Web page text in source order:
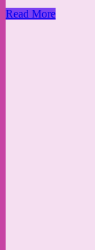
Read More